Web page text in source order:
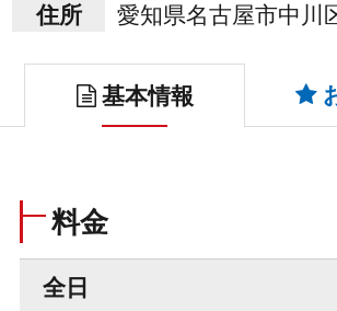
住所
愛知県名古屋市中川
基本情報
料金
全日